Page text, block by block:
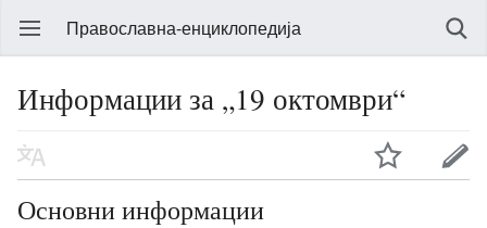
Православна-енциклопедија
Информации за „19 октомври“
Основни информации